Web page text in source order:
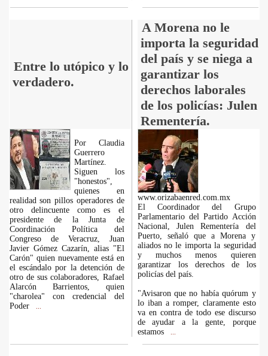
Entre lo utópico y lo
verdadero.
A Morena no le
importa la seguridad
del país y se niega a
garantizar los
derechos laborales
de los policías: Julen
Rementería.
Por Claudia
Guerrero
Martínez.
Siguen los
"honestos",
quienes en
realidad son pillos operadores de
otro delincuente como es el
presidente de la Junta de
Coordinación Política del
Congreso de Veracruz, Juan
Javier Gómez Cazarín, alias "El
Carón" quien nuevamente está en
el escándalo por la detención de
otro de sus colaboradores, Rafael
Alarcón Barrientos, quien
"charolea" con credencial del
Poder
www.orizabaenred.com.mx
El Coordinador del Grupo
Parlamentario del Partido Acción
Nacional, Julen Rementería del
Puerto, señaló que a Morena y
aliados no le importa la seguridad
y muchos menos quieren
garantizar los derechos de los
policías del país.
"Avisaron que no había quórum y
lo iban a romper, claramente esto
va en contra de todo ese discurso
de ayudar a la gente, porque
estamos